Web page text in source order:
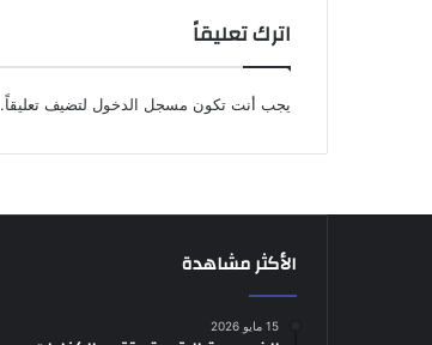
اترك تعليقاً
يجب أنت تكون مسجل الدخول لتضيف تعليقاً.
الأكثر مشاهدة
15 مايو 2026